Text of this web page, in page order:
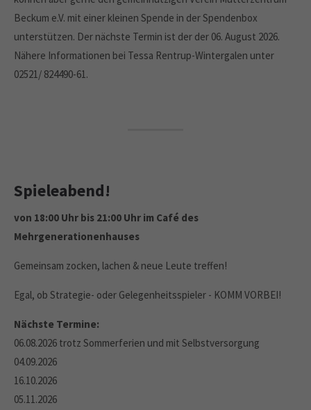
Beckum e.V. mit einer kleinen Spende in der Spendenbox
unterstützen. Der nächste Termin ist der der 06. August 2026.
Nähere Informationen bei Tessa Rentrup-Wintergalen unter
02521/ 824490-61.
Spieleabend!
von 18:00 Uhr bis 21:00 Uhr im Café des
Mehrgenerationenhauses
Gemeinsam zocken, lachen & neue Leute treffen!
Egal, ob Strategie- oder Gelegenheitsspieler - KOMM VORBEI!
Nächste Termine:
06.08.2026 trotz Sommerferien und mit Selbstversorgung
04.09.2026
16.10.2026
05.11.2026